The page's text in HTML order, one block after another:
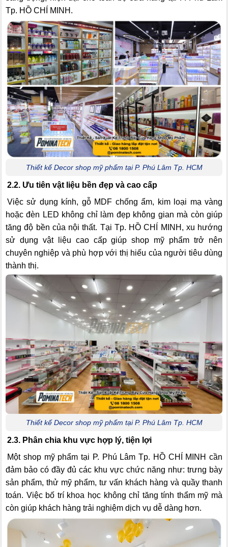
Tp. HỒ CHÍ MINH.
Thiết kế Decor shop mỹ phẩm tại P. Phú Lâm Tp. HCM
2.2. Ưu tiên vật liệu bền đẹp và cao cấp
Việc sử dụng kính, gỗ MDF chống ẩm, kim loại mạ vàng
hoặc đèn LED không chỉ làm đẹp không gian mà còn giúp
tăng độ bền của nội thất. Tại Tp. HỒ CHÍ MINH, xu hướng
sử dụng vật liệu cao cấp giúp shop mỹ phẩm trở nên
chuyên nghiệp và phù hợp với thị hiếu của người tiêu dùng
thành thị.
Thiết kế Decor shop mỹ phẩm tại P. Phú Lâm Tp. HCM
2.3. Phân chia khu vực hợp lý, tiện lợi
Một shop mỹ phẩm tại P. Phú Lâm Tp. HỒ CHÍ MINH cần
đảm bảo có đầy đủ các khu vực chức năng như: trưng bày
sản phẩm, thử mỹ phẩm, tư vấn khách hàng và quầy thanh
toán. Việc bố trí khoa học không chỉ tăng tính thẩm mỹ mà
còn giúp khách hàng trải nghiệm dịch vụ dễ dàng hơn.